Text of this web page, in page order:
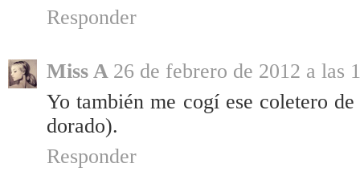
Responder
Miss A 26 de febrero de 2012 a las
Yo también me cogí ese coletero
dorado).
Responder